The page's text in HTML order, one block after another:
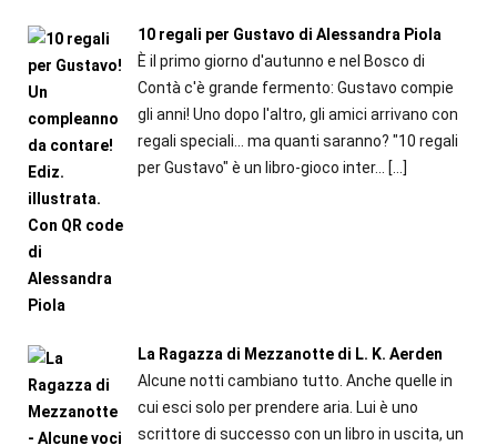
10 regali per Gustavo di Alessandra Piola
È il primo giorno d'autunno e nel Bosco di
Contà c'è grande fermento: Gustavo compie
gli anni! Uno dopo l'altro, gli amici arrivano con
regali speciali... ma quanti saranno? "10 regali
per Gustavo" è un libro-gioco inter...
[…]
La Ragazza di Mezzanotte di L. K. Aerden
Alcune notti cambiano tutto. Anche quelle in
cui esci solo per prendere aria. Lui è uno
scrittore di successo con un libro in uscita, un